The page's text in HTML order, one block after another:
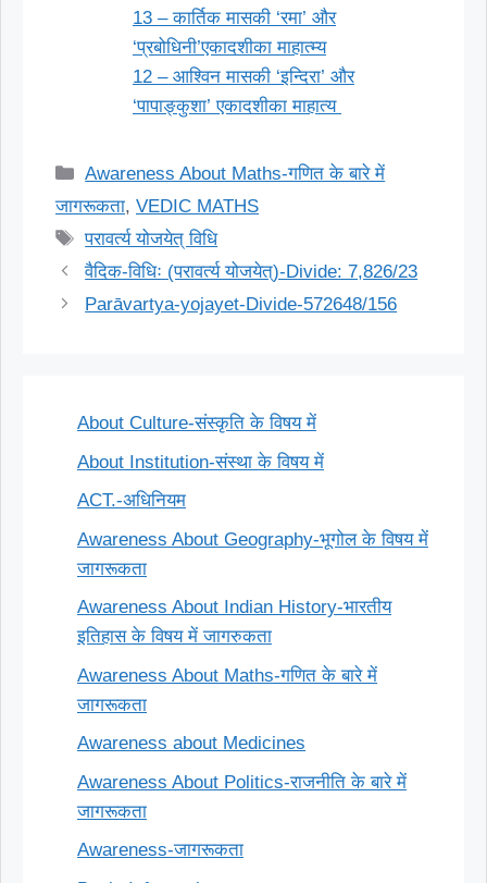
13 – कार्तिक मासकी ‘रमा’ और
‘प्रबोधिनी’एकादशीका माहात्म्य
12 – आश्विन मासकी ‘इन्दिरा’ और
‘पापाङ्कुशा’ एकादशीका माहात्य
Categories
Awareness About Maths-गणित के बारे में
जागरूकता, VEDIC MATHS
Tags
परावर्त्य योजयेत् विधि
वैदिक-विधिः (परावर्त्य योजयेत्)-Divide: 7,826/23
Parāvartya-yojayet-Divide-572648/156
About Culture-संस्कृति के विषय में
About Institution-संस्था के विषय में
ACT.-अधिनियम
Awareness About Geography-भूगोल के विषय में
जागरूकता
Awareness About Indian History-भारतीय
इतिहास के विषय में जागरुकता
Awareness About Maths-गणित के बारे में
जागरूकता
Awareness about Medicines
Awareness About Politics-राजनीति के बारे में
जागरूकता
Awareness-जागरूकता